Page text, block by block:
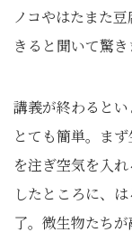
ノコやはたまた
きると聞いて驚き
講義が終わると
とても簡単。ま
を注ぎ空気を入
したところに、
了。微生物たちが